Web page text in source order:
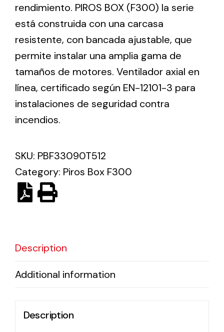
different uses
Iluminación Solar
Variedad de soluciones solares para todo tipo
de necesidades.
Solar lighting
Variety of solar solutions for all kinds of needs.
rendimiento. PIROS BOX (F300) la serie
está construida con una carcasa
resistente, con bancada ajustable, que
permite instalar una amplia gama de
tamaños de motores. Ventilador axial en
línea, certificado según EN-12101-3 para
instalaciones de seguridad contra
incendios.
SKU: PBF33090T512
Category: Piros Box F300
Description
Additional information
Description